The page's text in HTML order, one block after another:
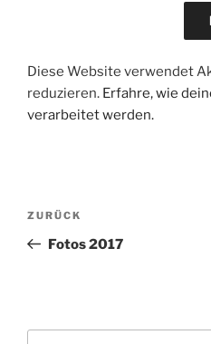
Diese Website verwendet
reduzieren. Erfahre, wie
verarbeitet werden.
Beitragsnavigation
Vorheriger
Beitrag
ZURÜCK
Fotos 2017